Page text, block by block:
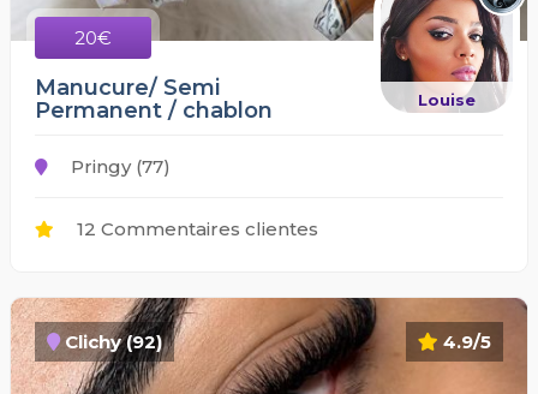
20€
Louise
Manucure/ Semi
Permanent / chablon
Pringy (77)
12 Commentaires clientes
4.9/5
Clichy (92)